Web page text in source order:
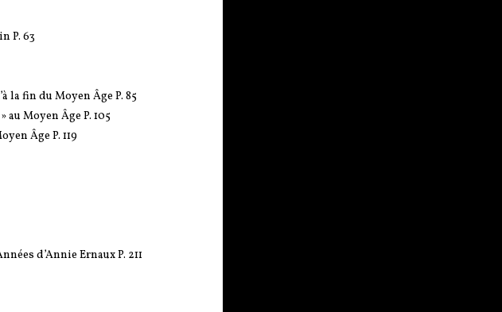
P. 63
la fin du Moyen Âge P. 85
Moyen Âge P. 105
Âge P. 119
d’Annie Ernaux P. 211